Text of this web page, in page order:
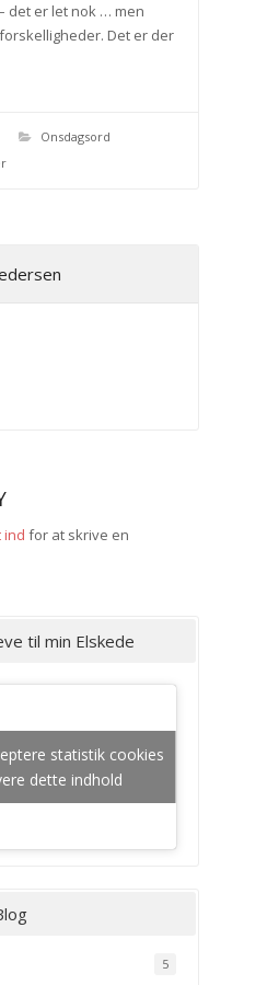
det er let nok … men
Det er der
Onsdagsord
ind for at skrive en
til min Elskede
statistik cookies
dette indhold
5